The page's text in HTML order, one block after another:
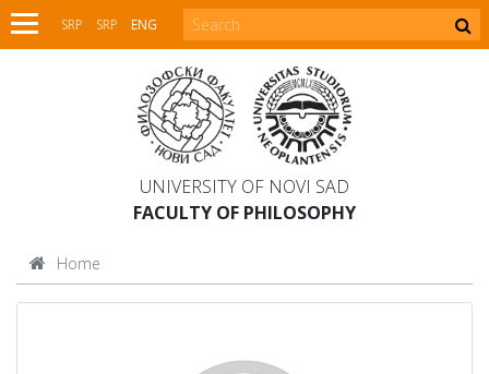
SRP SRP ENG
UNIVERSITY OF NOVI SAD
FACULTY OF PHILOSOPHY
Home